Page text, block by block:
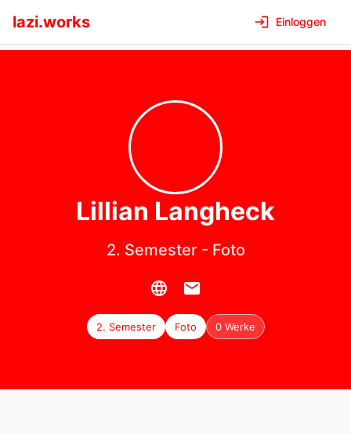
lazi.works Einloggen
Lillian Langheck
2. Semester- Foto
2. Semester Foto 0 Werke